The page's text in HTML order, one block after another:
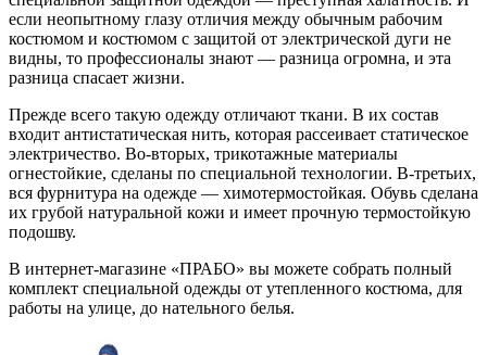
если неопытному глазу отличия между обычным рабочим
костюмом и костюмом с защитой от электрической дуги не
видны, то профессионалы знают — разница огромна, и эта
разница спасает жизни.
Прежде всего такую одежду отличают ткани. В их состав
входит антистатическая нить, которая рассеивает статическое
электричество. Во-вторых, трикотажные материалы
огнестойкие, сделаны по специальной технологии. В-третьих,
вся фурнитура на одежде — химотермостойкая. Обувь сделана
их грубой натуральной кожи и имеет прочную термостойкую
подошву.
В интернет-магазине «ПРАБО» вы можете собрать полный
комплект специальной одежды от утепленного костюма, для
работы на улице, до нательного белья.